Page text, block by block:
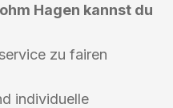
Hagen kannst du
zu fairen
individuelle